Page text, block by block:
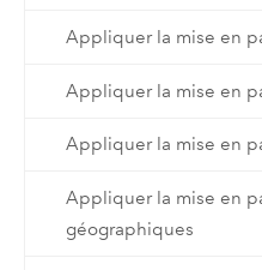
Appliquer la mise en
Appliquer la mise en
Appliquer la mise en
Appliquer la mise en
géographiques